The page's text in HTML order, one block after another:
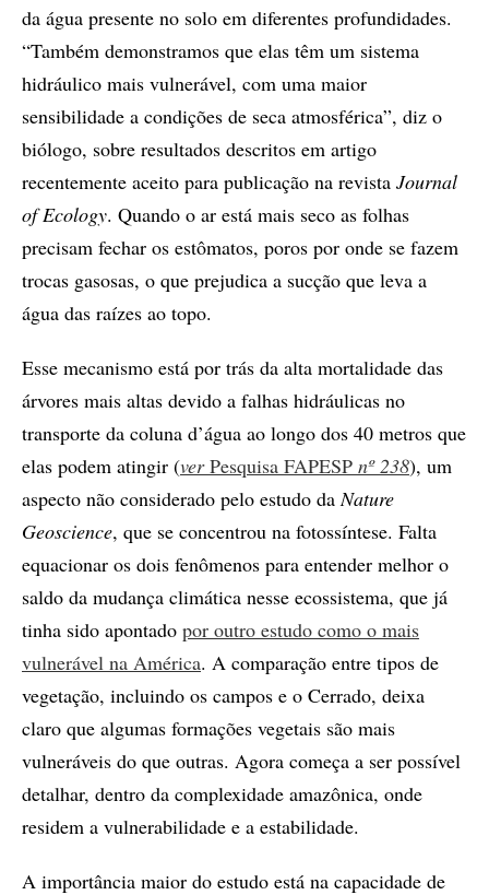
da água presente no solo em diferentes profundidades.
“Também demonstramos que elas têm um sistema
hidráulico mais vulnerável, com uma maior
sensibilidade a condições de seca atmosférica”, diz o
biólogo, sobre resultados descritos em artigo
recentemente aceito para publicação na revista Journal
of Ecology. Quando o ar está mais seco as folhas
precisam fechar os estômatos, poros por onde se fazem
trocas gasosas, o que prejudica a sucção que leva a
água das raízes ao topo.
Esse mecanismo está por trás da alta mortalidade das
árvores mais altas devido a falhas hidráulicas no
transporte da coluna d’água ao longo dos 40 metros que
elas podem atingir (verPesquisa FAPESP nº 238), um
aspecto não considerado pelo estudo daNature
Geoscience, que se concentrou na fotossíntese. Falta
equacionar os dois fenômenos para entender melhor o
saldo da mudança climática nesse ecossistema, que já
tinha sido apontado por outro estudo como o mais
vulnerável na América. A comparação entre tipos de
vegetação, incluindo os campos e o Cerrado, deixa
claro que algumas formações vegetais são mais
vulneráveis do que outras. Agora começa a ser possível
detalhar, dentro da complexidade amazônica, onde
residem a vulnerabilidade e a estabilidade.
A importância maior do estudo está na capacidade de